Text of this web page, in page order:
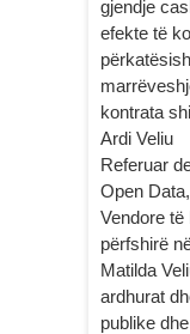
gjendje
efekte të
kontrata
Ardi Veliu
Referuar
Open
Vendore të
përfshirë
Matilda
ardhurat
publike